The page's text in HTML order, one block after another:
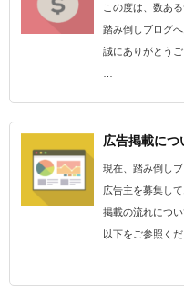
この度は、数あ
踏み倒しブログ
誠にありがとうご
…
広告掲載につ
現在、踏み倒し
広告主を募集して
掲載の流れにつ
以下をご参照くだ
…